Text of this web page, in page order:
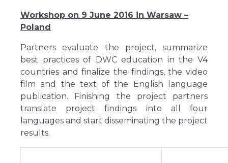
Workshop on 9 June 2016 in Warsaw –
Poland
Partners evaluate the project, summarize
best practices of DWC education in the V4
countries and finalize the findings, the video
film and the text of the English language
publication. Finishing the project partners
translate project findings into all four
languages and start disseminating the project
results.